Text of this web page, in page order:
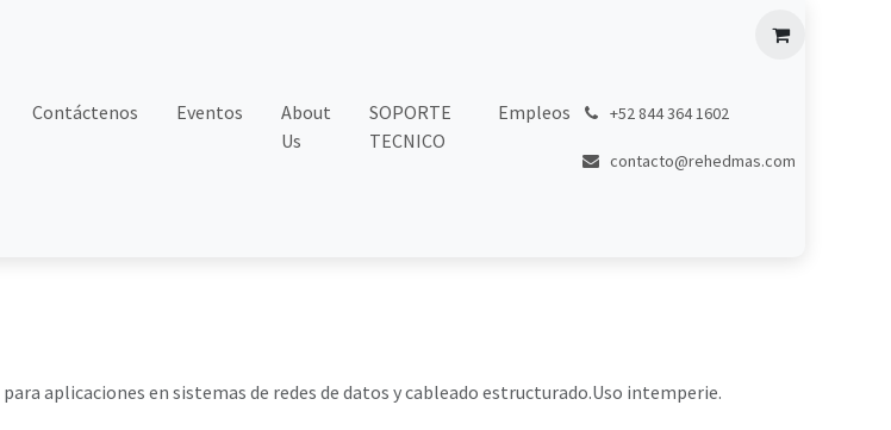
Contáctenos Eventos
About
Us
SOPORTE
TECNICO
Empleos +52 844 364 1602
contacto@rehedmas.com
aplicaciones en sistemas de redes de datos y cableado estructurado.Uso intemperie.